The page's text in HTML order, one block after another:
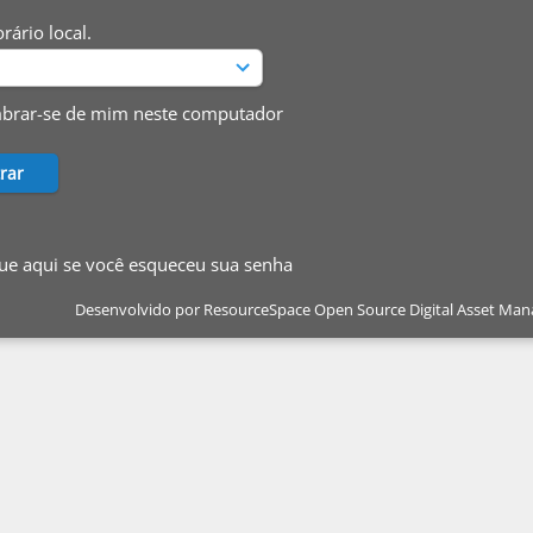
local.
se de mim neste computador
aqui se você esqueceu sua senha
Desenvolvido por ResourceSpace Open Source Digital Asset